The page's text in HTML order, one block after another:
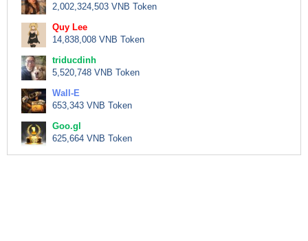
2,002,324,503 VNB Token
Quy Lee
14,838,008 VNB Token
triducdinh
5,520,748 VNB Token
Wall-E
653,343 VNB Token
Goo.gl
625,664 VNB Token